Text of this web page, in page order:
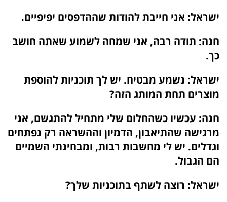
ישראל: אני חייבת להודות שההדפסים יפיפיים.
חנה: תודה רבה, אני שמחה לשמוע שאתה חושב
כך.
ישראל: נשמע מבטיח. יש לך תוכניות להוספת
מוצרים תחת המותג הזה?
חנה: עכשיו כשהחלום שלי מתחיל להתגשם, אני
מרגישה שהתיאבון, הדמיון וההשראה רק נפתחים
וגדלים. יש לי מחשבות רבות, ומבחינתי השמיים
הם הגבול.
ישראל: רוצה לשתף בתוכניות שלך?